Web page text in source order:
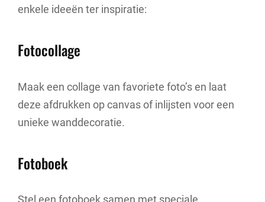
enkele ideeën ter inspiratie:
Fotocollage
Maak een collage van favoriete foto’s en laat
deze afdrukken op canvas of inlijsten voor een
unieke wanddecoratie.
Fotoboek